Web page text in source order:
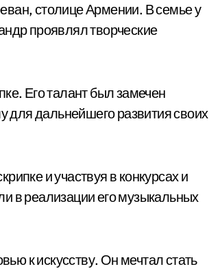
столице Армении. В семье у
проявлял творческие
Его талант был замечен
дальнейшего развития своих
и участвуя в конкурсах и
в реализации его музыкальных
к искусству. Он мечтал стать